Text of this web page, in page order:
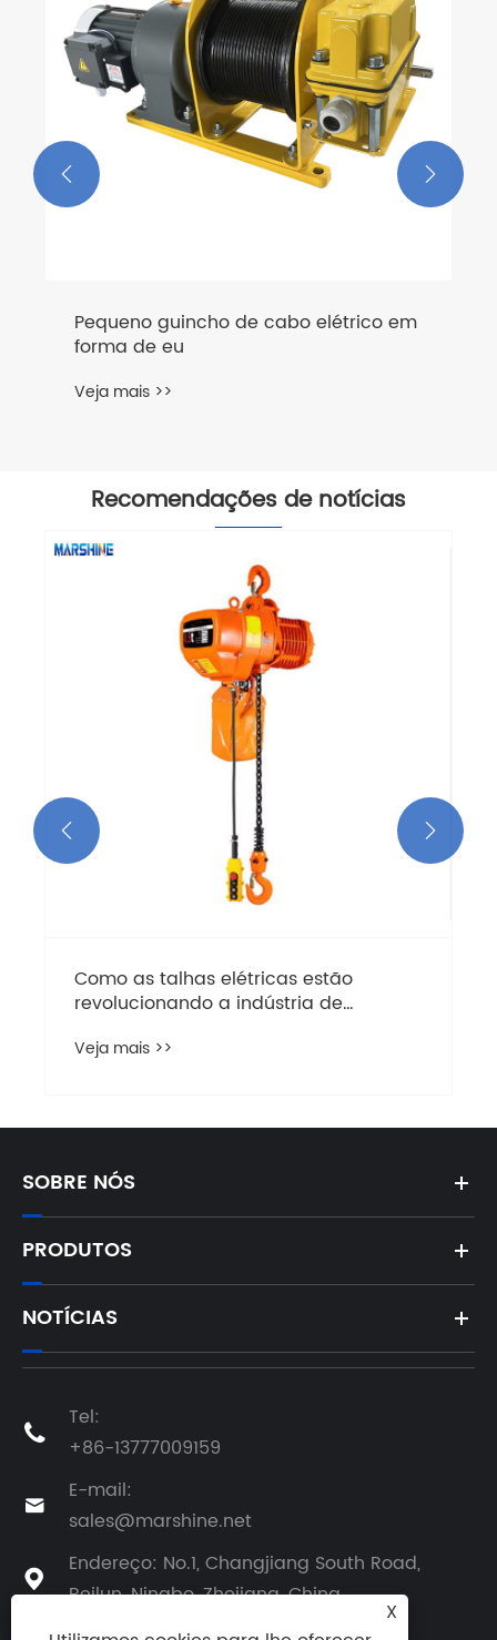
Pequeno guincho de cabo elétrico em
forma de eu
Veja mais >>
 
Recomendações de notícias
Como as talhas elétricas estão
revolucionando a indústria de
Veja mais >>
 
SOBRE NÓS
PRODUTOS
NOTÍCIAS

Tel:
+86-13777009159

E-mail:
sales@marshine.net

Endereço: No.1, Changjiang South Road,
Beilun, Ningbo, Zhejiang, China
X